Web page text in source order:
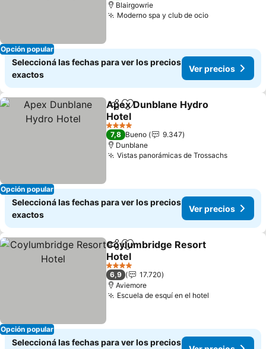
Opción popular
Blairgowrie
Moderno spa y club de ocio
Seleccioná las fechas para ver los precios
exactos
Ver precios
Opción popular
CompartirAñadir a favoritos
Apex Dunblane Hydro
Hotel
4 Estrellas
7,8 Bueno
9.347
Dunblane
Vistas panorámicas de Trossachs
Seleccioná las fechas para ver los precios
exactos
Ver precios
Opción popular
CompartirAñadir a favoritos
Coylumbridge Resort
Hotel
4 Estrellas
6,9
17.720
Aviemore
Escuela de esquí en el hotel
Seleccioná las fechas para ver los precios